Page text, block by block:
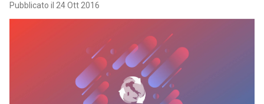
Pubblicato il 24 Ott 2016